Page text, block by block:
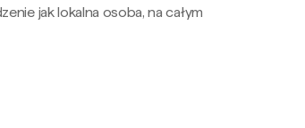
jak lokalna osoba, na całym